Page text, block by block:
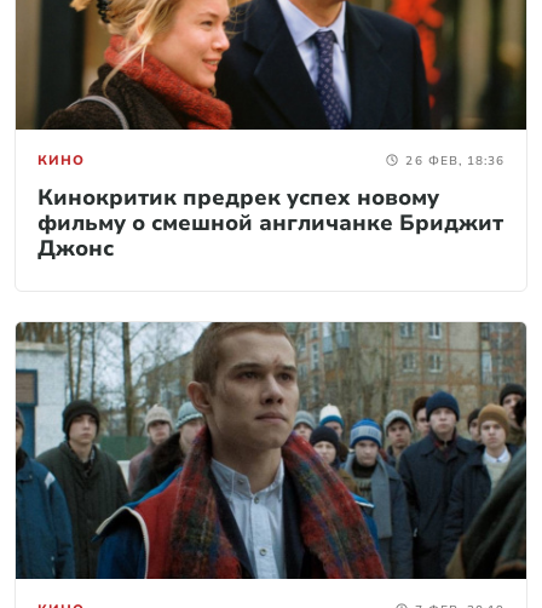
КИНО 26 ФЕВ, 18:36
Кинокритик предрек успех новому
фильму о смешной англичанке Бриджит
Джонс